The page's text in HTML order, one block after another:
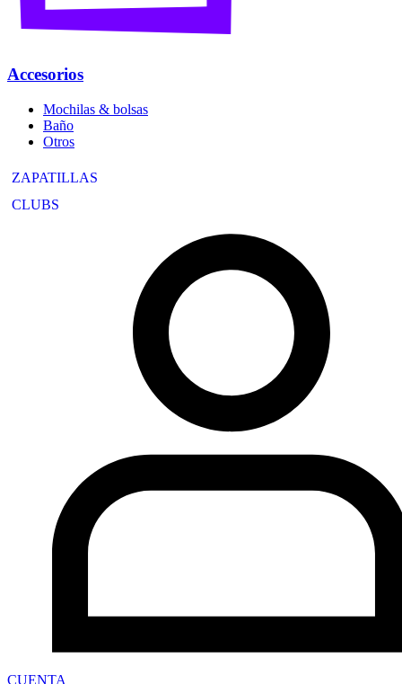
Accesorios
Mochilas & bolsas
Baño
Otros
ZAPATILLAS
CLUBS
CUENTA